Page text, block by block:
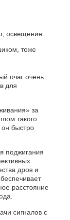
освещение.
тоже
очаг очень
для
за
такого
он быстро
поджигания
дров и
расстояние
сигналов с